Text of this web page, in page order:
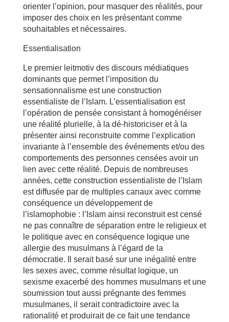
orienter l’opinion, pour masquer des réalités, pour
imposer des choix en les présentant comme
souhaitables et nécessaires.
Essentialisation
Le premier leitmotiv des discours médiatiques
dominants que permet l’imposition du
sensationnalisme est une construction
essentialiste de l’Islam. L’essentialisation est
l’opération de pensée consistant à homogénéiser
une réalité plurielle, à la dé-historiciser et à la
présenter ainsi reconstruite comme l’explication
invariante à l’ensemble des événements et/ou des
comportements des personnes censées avoir un
lien avec cette réalité. Depuis de nombreuses
années, cette construction essentialiste de l’Islam
est diffusée par de multiples canaux avec comme
conséquence un développement de
l’islamophobie : l’Islam ainsi reconstruit est censé
ne pas connaître de séparation entre le religieux et
le politique avec en conséquence logique une
allergie des musulmans à l’égard de la
démocratie. Il serait basé sur une inégalité entre
les sexes avec, comme résultat logique, un
sexisme exacerbé des hommes musulmans et une
soumission tout aussi prégnante des femmes
musulmanes, il serait contradictoire avec la
rationalité et produirait de ce fait une tendance